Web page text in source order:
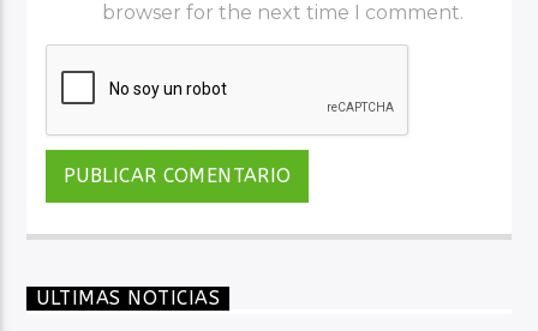
browser for the next time I comment.
ULTIMAS NOTICIAS